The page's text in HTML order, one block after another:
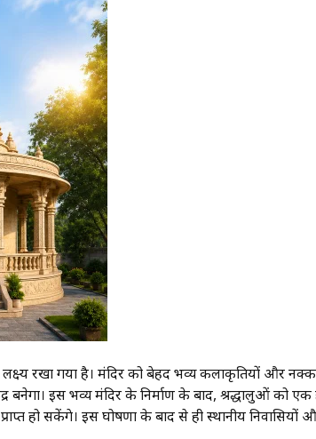
रखा गया है। मंदिर को बेहद भव्य कलाकृतियों और
इस भव्य मंदिर के निर्माण के बाद, श्रद्धालुओं को एक
हो सकेंगे। इस घोषणा के बाद से ही स्थानीय निवासियों